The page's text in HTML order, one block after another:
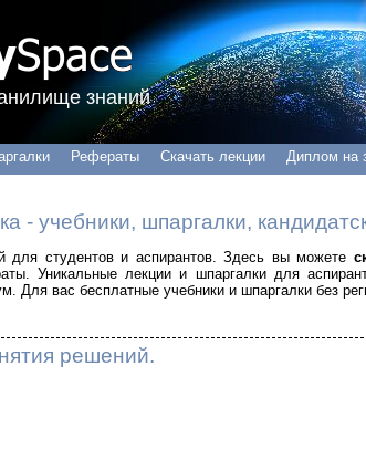
знаний
Рефераты Скачать лекции Диплом на
- учебники, шпаргалки,
для студентов и аспирантов. Здесь вы можете
Уникальные лекции и шпаргалки для
Для вас бесплатные учебники и шпаргалки без
решений.